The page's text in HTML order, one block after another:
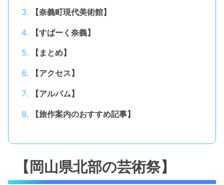
【奈義町現代美術館】
【すぱーく奈義】
【まとめ】
【アクセス】
【アルバム】
【旅作案内のおすすめ記事】
【岡山県北部の芸術祭】